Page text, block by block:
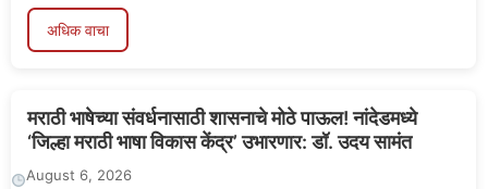
अधिक वाचा
मराठी भाषेच्या संवर्धनासाठी शासनाचे मोठे पाऊल! नांदेडमध्ये
‘जिल्हा मराठी भाषा विकास केंद्र’ उभारणार: डॉ. उदय सामंत
August 6, 2026